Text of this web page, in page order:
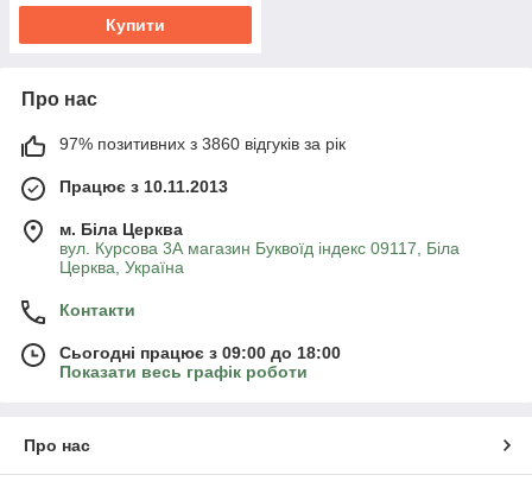
Купити
Про нас
97% позитивних з 3860 відгуків за рік
Працює з 10.11.2013
м. Біла Церква
вул. Курсова 3А магазин Буквоїд індекс 09117, Біла
Церква, Україна
Контакти
Сьогодні працює з 09:00 до 18:00
Показати весь графік роботи
Про нас